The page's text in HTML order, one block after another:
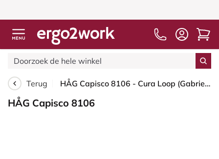
Terug HÅG Capisco 8106 - Cura Loop (Gabriel) - Gerecycled Polyester - CLP60999 Black - Zilver - 265 mm (Zithoogte 53-79cm) - Harde wielen t.b.v. zachte vloeren
HÅG Capisco 8106